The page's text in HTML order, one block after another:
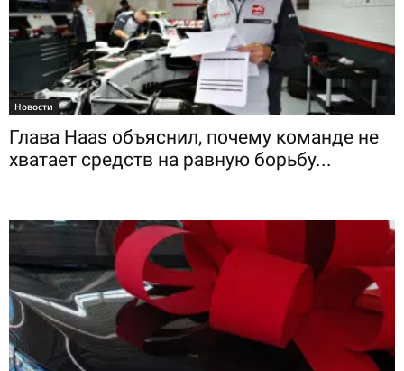
Новости
Глава Haas объяснил, почему команде не
хватает средств на равную борьбу...